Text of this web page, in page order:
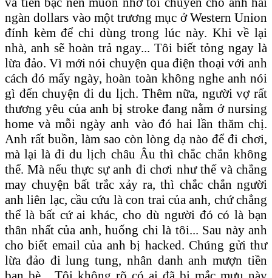
ngàn dollars vào một trương mục ở Western Union
đính kèm để chi dùng trong lúc này. Khi về lại
nhà, anh sẽ hoàn trả ngay... Tôi biết tỏng ngay là
lừa đảo. Vì mới nói chuyện qua điện thoại với anh
cách đó mấy ngày, hoàn toàn không nghe anh nói
gì đến chuyện đi du lịch. Thêm nữa, người vợ rất
thương yêu của anh bị stroke đang nằm ở nursing
home và mỗi ngày anh vào đó hai lần thăm chị.
Anh rất buồn, làm sao còn lòng dạ nào để đi chơi,
mà lại là đi du lịch châu Âu thì chắc chắn không
thể. Mà nếu thực sự anh đi chơi như thế và chẳng
may chuyện bất trắc xảy ra, thì chắc chắn người
anh liên lạc, cầu cứu là con trai của anh, chứ chẳng
thể là bất cứ ai khác, cho dù người đó có là bạn
thân nhất của anh, huống chi là tôi... Sau này anh
cho biết email của anh bị hacked. Chúng gửi thư
lừa đảo đi lung tung, nhân danh anh mượn tiền